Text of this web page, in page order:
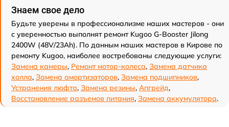
Знаем свое дело
Будьте уверены в профессионализме наших мастеров - они
с уверенностью выполнят ремонт Kugoo G-Booster Jilong
2400W (48V/23Ah). По данным наших мастеров в Кирове по
ремонту Kugoo, наиболее востребованы следующие услуги:
Замена камеры, Ремонт мотор-колеса, Замена датчика
холла, Замена амортизаторов, Замена подшипников,
Устранения люфта, Замена резины, Апгрейд,
Восстановление разъемов питания, Замена аккумулятора.